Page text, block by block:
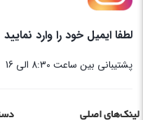
لطفا ایمیل خود را وارد نمایید
پشتیبانی بین ساعت 8:30 الی 16
لینک‌های اصلی